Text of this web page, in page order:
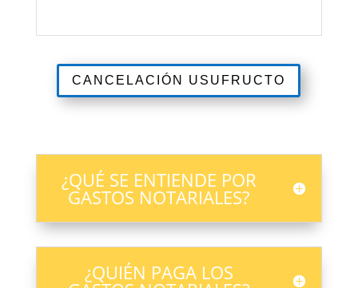
CANCELACIÓN USUFRUCTO
¿QUÉ SE ENTIENDE POR
GASTOS NOTARIALES?
¿QUIÉN PAGA LOS